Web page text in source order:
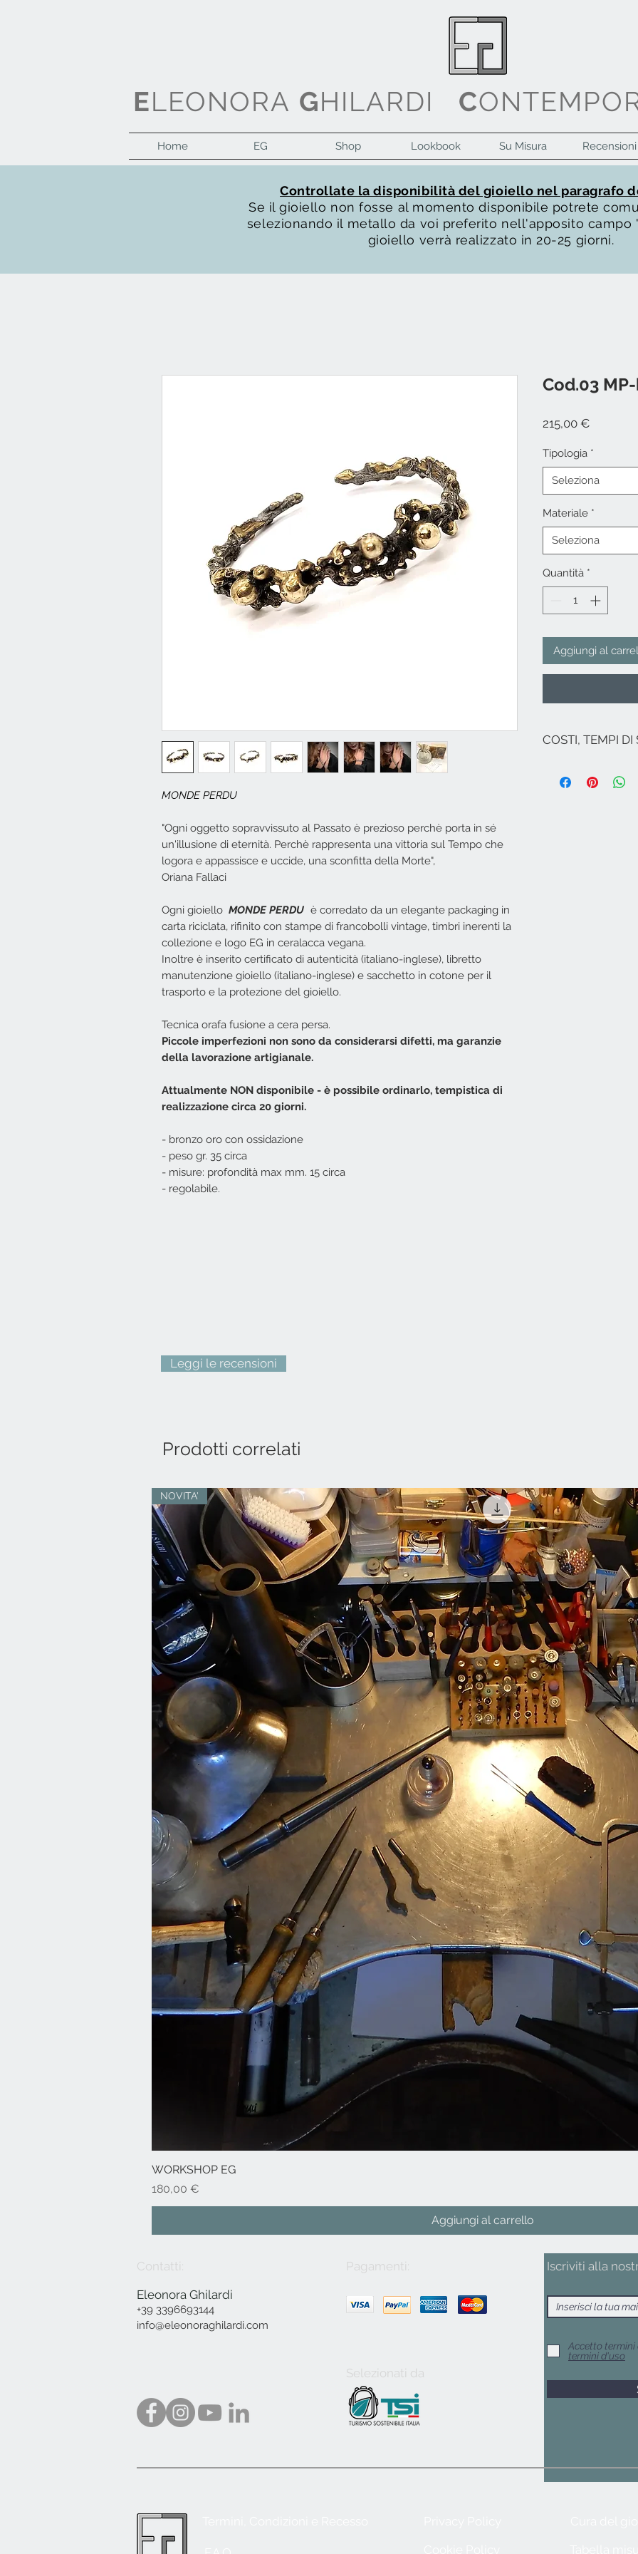
ELEONORA GHILARDI C
Home EG Shop Lookbook Su Misura Recensioni
Controllate la disponibilità del gioiello nel paragrafo
Se il gioiello non fosse al momento disponibile potrete
selezionando il metallo da voi preferito nell'apposito campo
gioiello verrà realizzato in 20-25 giorni.
MONDE PERDU
"Ogni oggetto sopravvissuto al Passato è prezioso perchè porta in sé
un'illusione di eternità. Perchè rappresenta una vittoria sul Tempo che
logora e appassisce e uccide, una sconfitta della Morte",
Oriana Fallaci
Ogni gioiello MONDE PERDU è corredato da un elegante packaging in
carta riciclata, rifinito con stampe di francobolli vintage, timbri inerenti la
collezione e logo EG in ceralacca vegana.
Inoltre è inserito certificato di autenticità (italiano-inglese), libretto
manutenzione gioiello (italiano-inglese) e sacchetto in cotone per il
trasporto e la protezione del gioiello.
Tecnica orafa fusione a cera persa.
Piccole imperfezioni non sono da considerarsi difetti, ma garanzie
della lavorazione artigianale.
Attualmente NON disponibile - è possibile ordinarlo, tempistica di
realizzazione circa 20 giorni.
- bronzo oro con ossidazione
- peso gr. 35 circa
- misure: profondità max mm. 15 circa
- regolabile.
Cod.03
215,00 €
Tipologia *
Seleziona
Materiale *
Seleziona
Quantità *
Aggiungi al
COSTI, TEMPI DI
Nel caso non ci
Leggi le recensioni
Prodotti correlati
NOVITA'
WORKSHOP EG
Prezzo
180,00 €
Aggiungi al carrello
Contatti:
Eleonora Ghilardi
+39 3396693144
info@eleonoraghilardi.com
Pagamenti: Iscriviti alla
Accetto termini
termini d'uso
Selezionati da